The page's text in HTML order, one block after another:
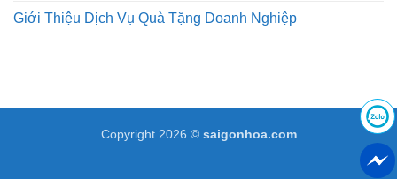
Giới Thiệu Dịch Vụ Quà Tặng Doanh Nghiệp
Copyright 2026 © saigonhoa.com